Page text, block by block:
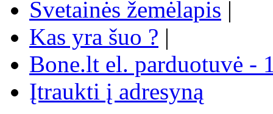
Svetainės žemėlapis |
Kas yra šuo ? |
Bone.lt el. parduotuvė -
Įtraukti į adresyną